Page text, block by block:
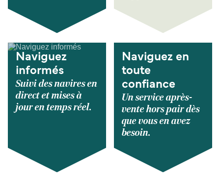
Naviguez
informés
Suivi des navires en
direct et mises à
jour en temps réel.
Naviguez en
toute
confiance
Un service après-
vente hors pair dès
que vous en avez
besoin.